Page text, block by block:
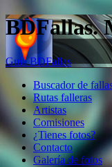
BDFallas.
Guía BDFallas
Buscador de
Rutas falleras
Artistas
Comisiones
¿Tienes fotos?
Contacto
Galería de fotos